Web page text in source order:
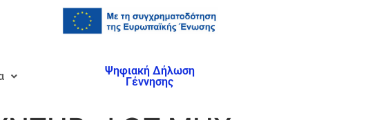
Ψηφιακή Δήλωση
Γέννησης